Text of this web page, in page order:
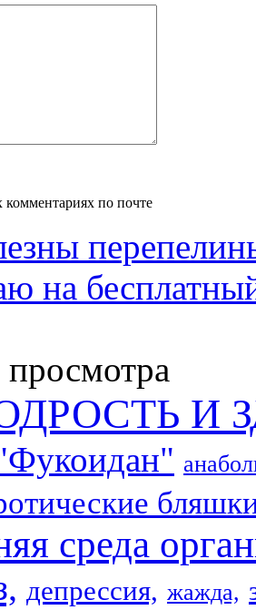
по почте
на
И
среда
депрессия, жажда,